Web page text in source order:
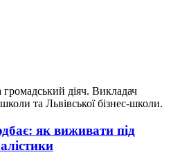
діяч. Викладач
та Львівської бізнес-школи.
як виживати під